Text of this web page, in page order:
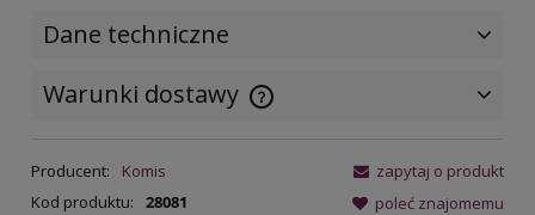
Dane techniczne
Warunki dostawy
Producent:
Komis
Kod produktu:
28081
zapytaj o produkt
poleć znajomemu